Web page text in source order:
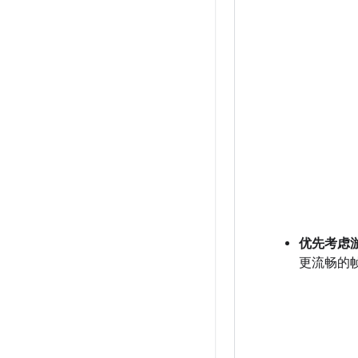
优先考虑
更流畅的